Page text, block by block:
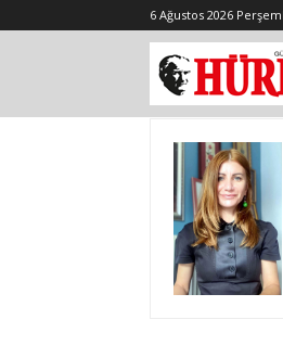
6 Ağustos 2026